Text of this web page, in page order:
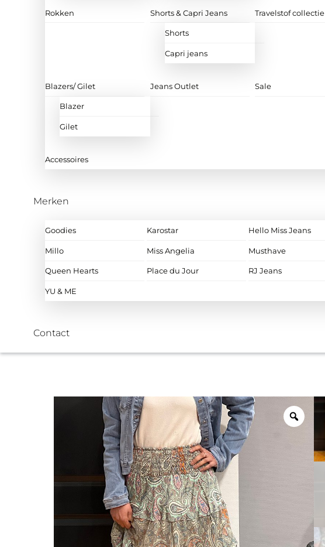
Rokken Shorts & Capri Jeans
Shorts
Capri jeans
Travelstof collectie
Blazers/ Gilet
Blazer
Gilet
Jeans Outlet Sale
Accessoires
Merken
Goodies Karostar Hello Miss Jeans
Millo Miss Angelia Musthave
Queen Hearts Place du Jour RJ Jeans
YU & ME
Contact